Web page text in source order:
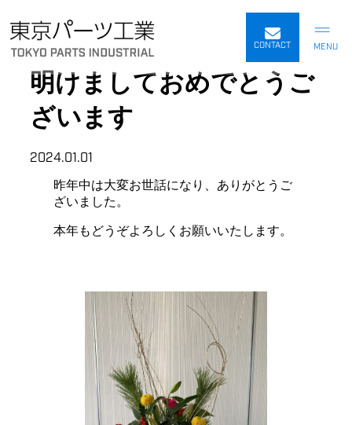
内
容
CONTACT
明けましておめでとうご
ざいます
2024.01.01
昨年中は大変お世話になり、ありがとうご
ざいました。
本年もどうぞよろしくお願いいたします。